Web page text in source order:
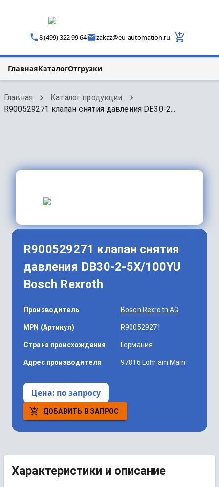
8 (499) 322 99 64 zakaz@eu-automation.ru
ГлавнаяКаталогОтгрузки
Главная
Каталог продукции
R900529271 клапан снятия давления DB30-2...
R900529271 клапан снятия
давления DB30-2-5X/100YU
Bosch Rexroth
Производитель Bosch Rexroth AG
MPN (Артикул) R900529271
Страна происхождения Германия
Адрес производителя 97816 Lohr am Main
Цена: по запросу
ДОБАВИТЬ В ЗАПРОС
Характеристики и описание